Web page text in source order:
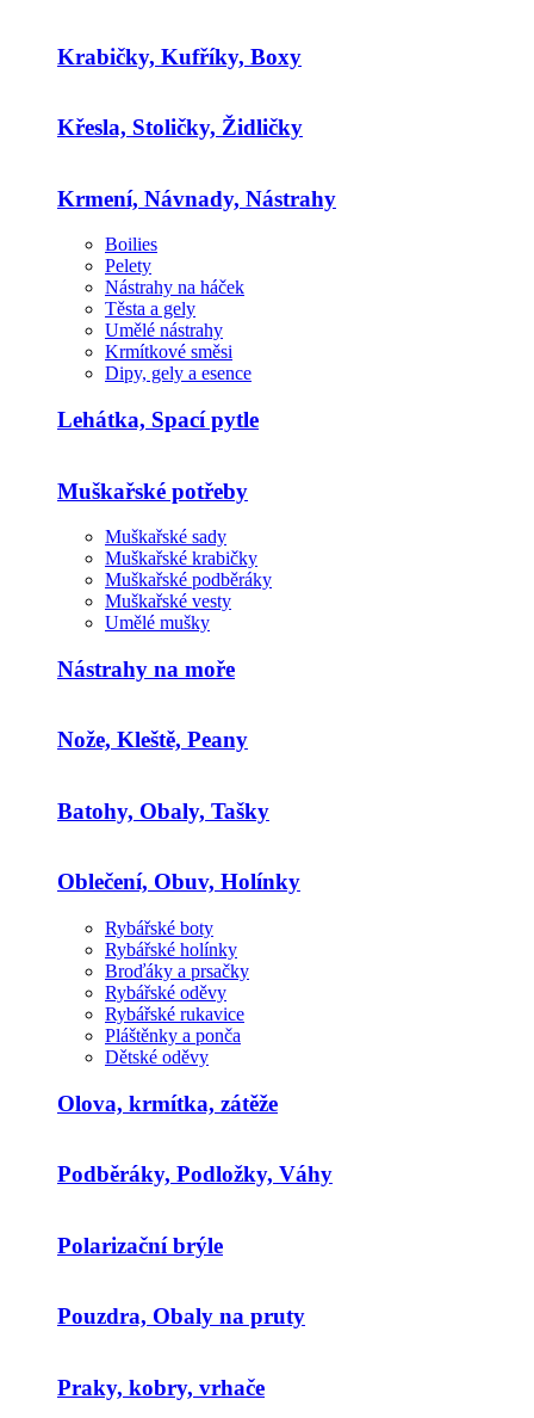
Krabičky, Kufříky, Boxy
Křesla, Stoličky, Židličky
Krmení, Návnady, Nástrahy
Boilies
Pelety
Nástrahy na háček
Těsta a gely
Umělé nástrahy
Krmítkové směsi
Dipy, gely a esence
Lehátka, Spací pytle
Muškařské potřeby
Muškařské sady
Muškařské krabičky
Muškařské podběráky
Muškařské vesty
Umělé mušky
Nástrahy na moře
Nože, Kleště, Peany
Batohy, Obaly, Tašky
Oblečení, Obuv, Holínky
Rybářské boty
Rybářské holínky
Broďáky a prsačky
Rybářské oděvy
Rybářské rukavice
Pláštěnky a ponča
Dětské oděvy
Olova, krmítka, zátěže
Podběráky, Podložky, Váhy
Polarizační brýle
Pouzdra, Obaly na pruty
Praky, kobry, vrhače